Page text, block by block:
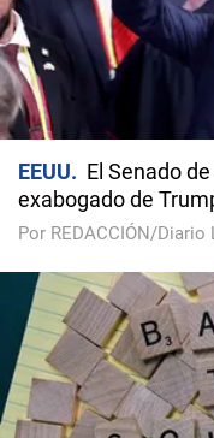
EEUU
El Senado
exabogado de
Por REDACCIÓN/